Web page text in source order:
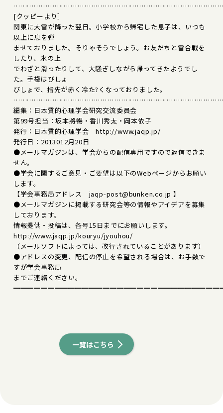
[クッピーより］
関東に大雪が降った翌日。小学校から帰宅した息子は、いつも
以上に息を弾
ませておりました。そりゃそうでしょう。お友だちと雪合戦を
したり、氷の上
でわざと滑ったりして、大騒ぎしながら帰ってきたようでし
た。手袋はびしょ
びしょで、指先が赤く冷た?くなっておりました。
編集：日本質的心理学会研究交流委員会
第99号担当：坂本將暢・香川秀太・岡本依子
発行：日本質的心理学会 http://www.jaqp.jp/
発行日：2013012月20日
●メールマガジンは、学会からの配信専用ですので返信できま
せん。
●学会に関するご意見・ご要望は以下のWebページからお願い
します。
【学会事務局アドレス jaqp-post@bunken.co.jp 】
●メールマガジンに掲載する研究会等の情報やアイデアを募集
しております。
情報提供・投稿は、各号15日までにお願いします。
http://www.jaqp.jp/kouryu/jyouhou/
（メールソフトによっては、改行されていることがあります）
●アドレスの変更、配信の停止を希望される場合は、お手数で
すが学会事務局
までご連絡ください。
一覧はこちら